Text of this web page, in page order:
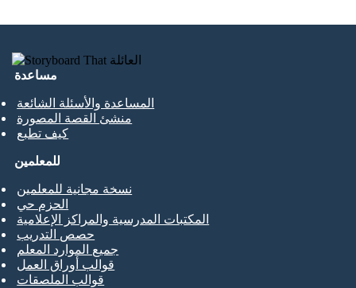
مساعدة
المساعدة والأسئلة الشائعة
منشئ القصة المصورة
كيف تطبع
للمعلمين
نسخة مجانية للمعلمين
الحزم حي
المكتبات المدرسية والمراكز الإعلامية
حصص التدريب
جميع الموارد المعلم
قوالب أوراق العمل
قوالب الملصقات